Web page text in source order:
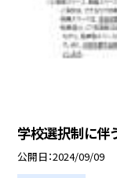
学校選択制に伴
公開日 2024/09/09